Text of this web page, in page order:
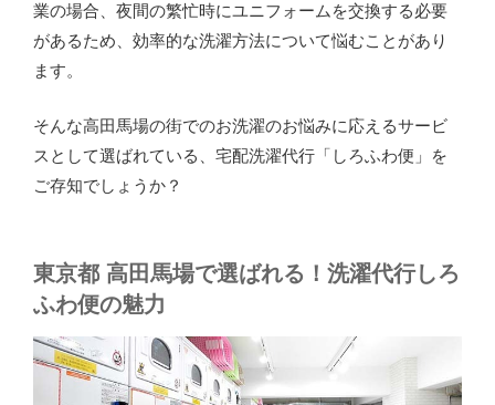
業の場合、夜間の繁忙時にユニフォームを交換する必要
があるため、効率的な洗濯方法について悩むことがあり
ます。
そんな高田馬場の街でのお洗濯のお悩みに応えるサービ
スとして選ばれている、宅配洗濯代行「しろふわ便」を
ご存知でしょうか？
東京都 高田馬場で選ばれる！洗濯代行しろ
ふわ便の魅力